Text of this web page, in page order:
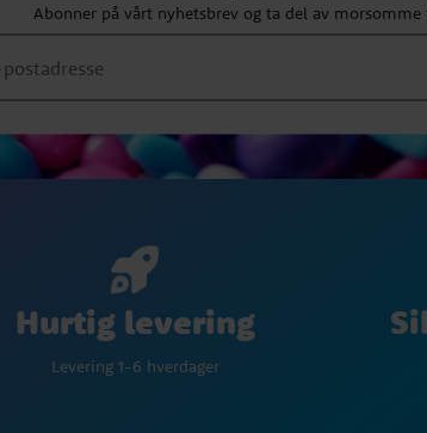
Abonner på vårt nyhetsbrev og ta del av
Hurtig levering
Levering 1-6 hverdager